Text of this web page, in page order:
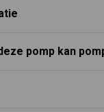
pomp kan